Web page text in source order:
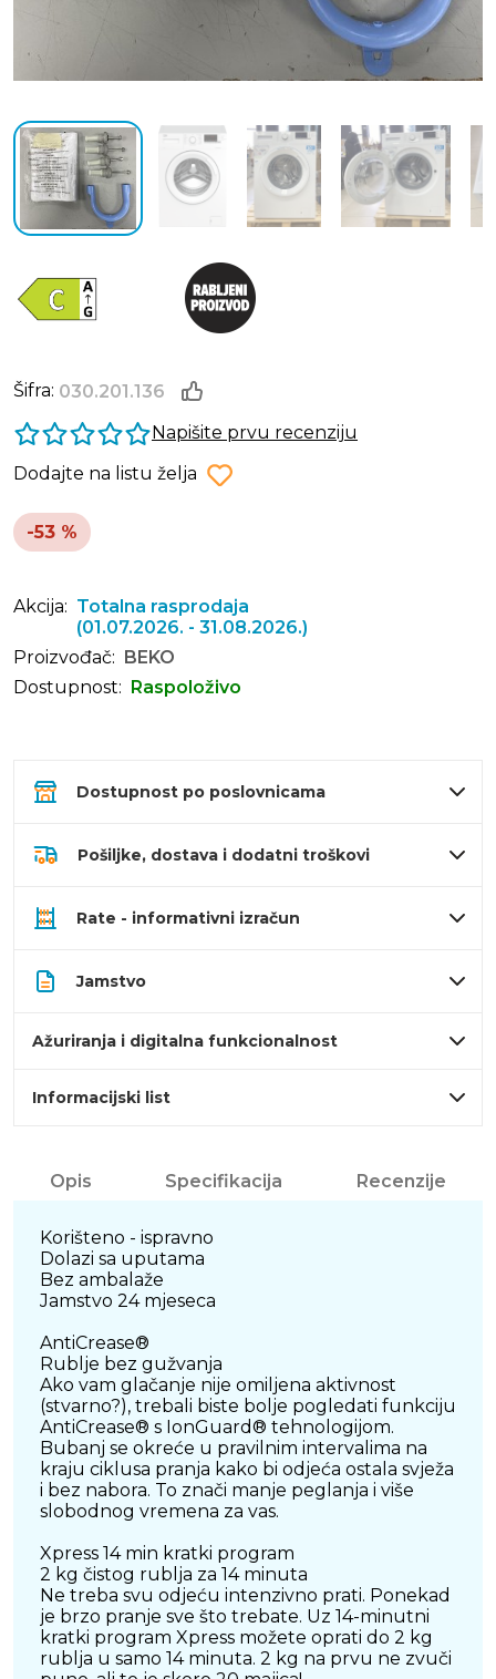
Šifra: 030.201.136
Napišite prvu recenziju
Dodajte na listu želja
-53 %
Akcija: Totalna rasprodaja
(01.07.2026. - 31.08.2026.)
Proizvođač:
BEKO
Dostupnost:
Raspoloživo
Dostupnost po poslovnicama
Pošiljke, dostava i dodatni troškovi
Rate - informativni izračun
Jamstvo
Ažuriranja i digitalna funkcionalnost
Informacijski list
Opis Specifikacija Recenzije
Korišteno - ispravno
Dolazi sa uputama
Bez ambalaže
Jamstvo 24 mjeseca
AntiCrease®
Rublje bez gužvanja
Ako vam glačanje nije omiljena aktivnost
(stvarno?), trebali biste bolje pogledati funkciju
AntiCrease® s IonGuard® tehnologijom.
Bubanj se okreće u pravilnim intervalima na
kraju ciklusa pranja kako bi odjeća ostala svježa
i bez nabora. To znači manje peglanja i više
slobodnog vremena za vas.
Xpress 14 min kratki program
2 kg čistog rublja za 14 minuta
Ne treba svu odjeću intenzivno prati. Ponekad
je brzo pranje sve što trebate. Uz 14-minutni
kratki program Xpress možete oprati do 2 kg
rublja u samo 14 minuta. 2 kg na prvu ne zvuči